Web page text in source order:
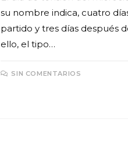
su nombre indica, cuatro
partido y tres días después
ello, el tipo…
SIN COMENTARIOS